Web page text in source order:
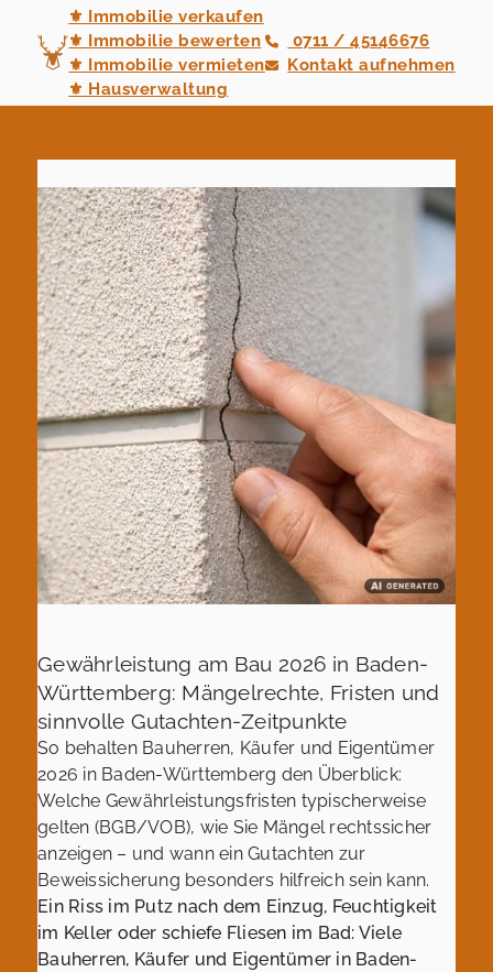
⚜ Immobilie verkaufen
⚜ Immobilie bewerten
⚜ Immobilie vermieten
⚜ Hausverwaltung
0711 / 45146676
Kontakt aufnehmen
Gewährleistung am Bau 2026 in Baden-
Württemberg: Mängelrechte, Fristen und
sinnvolle Gutachten-Zeitpunkte
So behalten Bauherren, Käufer und Eigentümer
2026 in Baden-Württemberg den Überblick:
Welche Gewährleistungsfristen typischerweise
gelten (BGB/VOB), wie Sie Mängel rechtssicher
anzeigen – und wann ein Gutachten zur
Beweissicherung besonders hilfreich sein kann.
Ein Riss im Putz nach dem Einzug, Feuchtigkeit
im Keller oder schiefe Fliesen im Bad: Viele
Bauherren, Käufer und Eigentümer in Baden-